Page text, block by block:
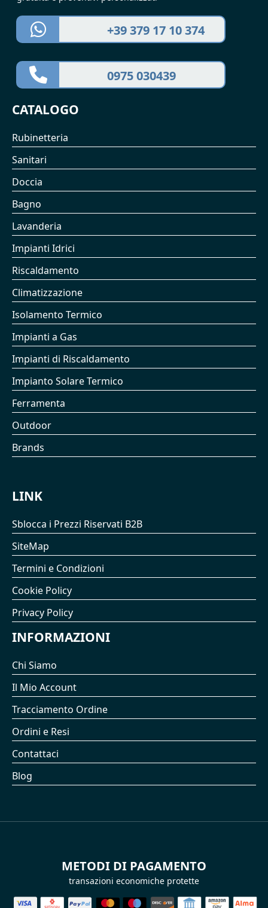
+39 379 17 10 374
0975 030439
CATALOGO
Rubinetteria
Sanitari
Doccia
Bagno
Lavanderia
Impianti Idrici
Riscaldamento
Climatizzazione
Isolamento Termico
Impianti a Gas
Impianti di Riscaldamento
Impianto Solare Termico
Ferramenta
Outdoor
Brands
LINK
Sblocca i Prezzi Riservati B2B
SiteMap
Termini e Condizioni
Cookie Policy
Privacy Policy
INFORMAZIONI
Chi Siamo
Il Mio Account
Tracciamento Ordine
Ordini e Resi
Contattaci
Blog
METODI DI PAGAMENTO
transazioni economiche protette